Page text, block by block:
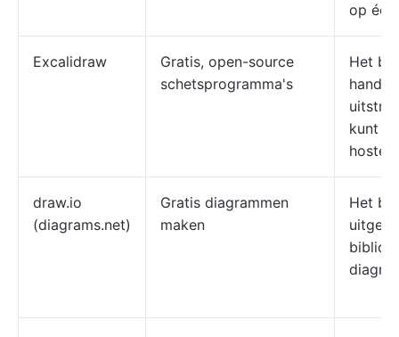
op
Excalidraw
Gratis, open-source
schetsprogramma's
Het
kunt
hosten
draw.io
(diagrams.net)
Gratis diagrammen
maken
Het